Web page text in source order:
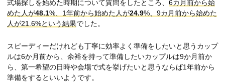
式場探しを始めた時期について質問をしたところ、 6カ月前から始
めた人が48.1%、1年前から始めた人が24.9%、9カ月前から始めた
人が21.6%という結果でした。
スピーディーだけれども丁寧に効率よく準備をしたいと思うカップ
ルは6か月前から、余裕を持って準備したいカップルは9か月前か
ら、第一希望の日時や会場で式を挙げたいと思うならば1年前から
準備をするといいようです。